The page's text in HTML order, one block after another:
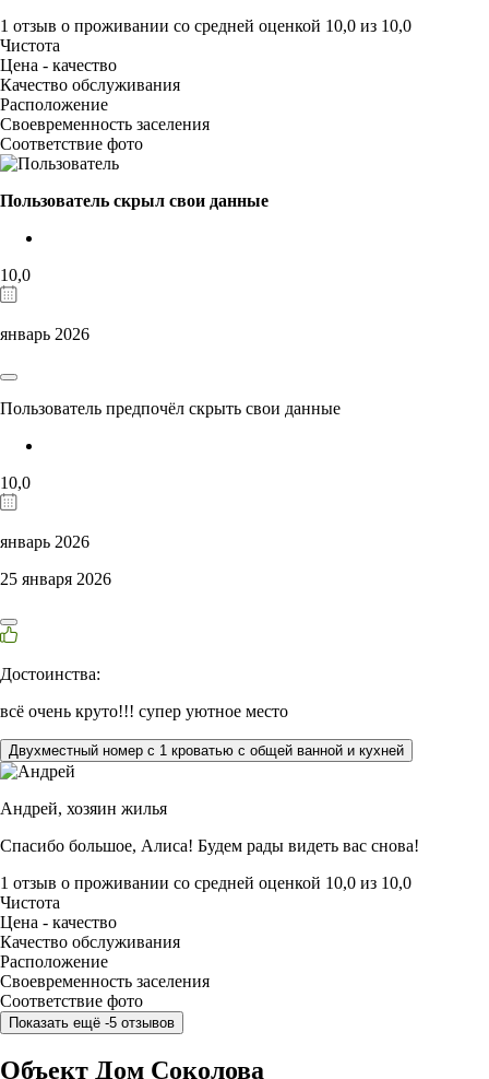
1 отзыв о проживании со средней оценкой 10,0 из 10,0
Чистота
Цена - качество
Качество обслуживания
Расположение
Своевременность заселения
Соответствие фото
Пользователь скрыл свои данные
10,0
январь 2026
Пользователь предпочёл скрыть свои данные
10,0
январь 2026
25 января 2026
Достоинства:
всё очень круто!!! супер уютное место
Двухместный номер с 1 кроватью с общей ванной и кухней
Андрей, хозяин жилья
Спасибо большое, Алиса! Будем рады видеть вас снова!
1 отзыв о проживании со средней оценкой 10,0 из 10,0
Чистота
Цена - качество
Качество обслуживания
Расположение
Своевременность заселения
Соответствие фото
Показать ещё -5 отзывов
Объект Дом Соколова